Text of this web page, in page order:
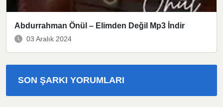
Abdurrahman Önül – Elimden Değil Mp3 İndir
03 Aralık 2024
SON ŞARKI YORUMLARI